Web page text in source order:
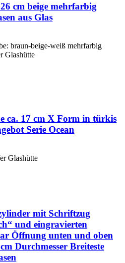
cm beige mehrfarbig
aus Glas
braun-beige-weiß mehrfarbig
Glashütte
ca. 17 cm X Form in türkis
Serie Ocean
Glashütte
mit Schriftzug
und eingravierten
Öffnung unten und oben
Durchmesser Breiteste